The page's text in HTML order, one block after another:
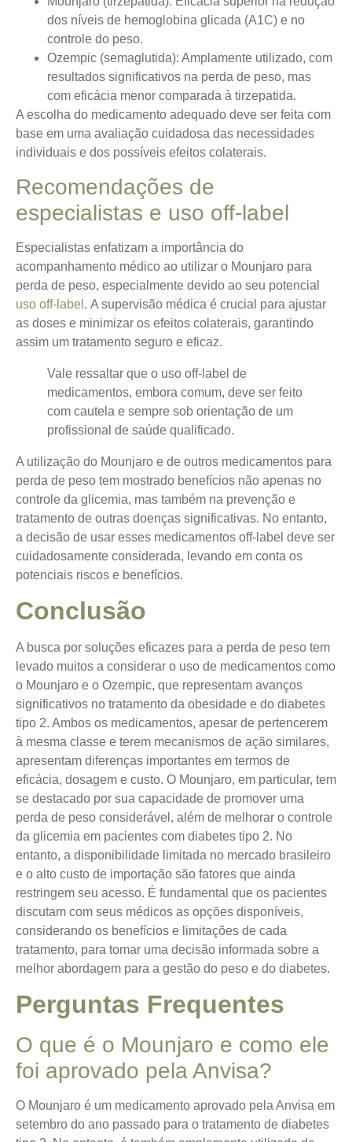
dos níveis de hemoglobina glicada (A1C) e no
controle do peso.
Ozempic (semaglutida): Amplamente utilizado, com
resultados significativos na perda de peso, mas
com eficácia menor comparada à tirzepatida.
A escolha do medicamento adequado deve ser feita com
base em uma avaliação cuidadosa das necessidades
individuais e dos possíveis efeitos colaterais.
Recomendações de
especialistas e uso off-label
Especialistas enfatizam a importância do
acompanhamento médico ao utilizar o Mounjaro para
perda de peso, especialmente devido ao seu potencial
uso off-label . A supervisão médica é crucial para ajustar
as doses e minimizar os efeitos colaterais, garantindo
assim um tratamento seguro e eficaz.
Vale ressaltar que o uso off-label de
medicamentos, embora comum, deve ser feito
com cautela e sempre sob orientação de um
profissional de saúde qualificado.
A utilização do Mounjaro e de outros medicamentos para
perda de peso tem mostrado benefícios não apenas no
controle da glicemia, mas também na prevenção e
tratamento de outras doenças significativas. No entanto,
a decisão de usar esses medicamentos off-label deve ser
cuidadosamente considerada, levando em conta os
potenciais riscos e benefícios.
Conclusão
A busca por soluções eficazes para a perda de peso tem
levado muitos a considerar o uso de medicamentos como
o Mounjaro e o Ozempic, que representam avanços
significativos no tratamento da obesidade e do diabetes
tipo 2. Ambos os medicamentos, apesar de pertencerem
à mesma classe e terem mecanismos de ação similares,
apresentam diferenças importantes em termos de
eficácia, dosagem e custo. O Mounjaro, em particular, tem
se destacado por sua capacidade de promover uma
perda de peso considerável, além de melhorar o controle
da glicemia em pacientes com diabetes tipo 2. No
entanto, a disponibilidade limitada no mercado brasileiro
e o alto custo de importação são fatores que ainda
restringem seu acesso. É fundamental que os pacientes
discutam com seus médicos as opções disponíveis,
considerando os benefícios e limitações de cada
tratamento, para tomar uma decisão informada sobre a
melhor abordagem para a gestão do peso e do diabetes.
Perguntas Frequentes
O que é o Mounjaro e como ele
foi aprovado pela Anvisa?
O Mounjaro é um medicamento aprovado pela Anvisa em
setembro do ano passado para o tratamento de diabetes